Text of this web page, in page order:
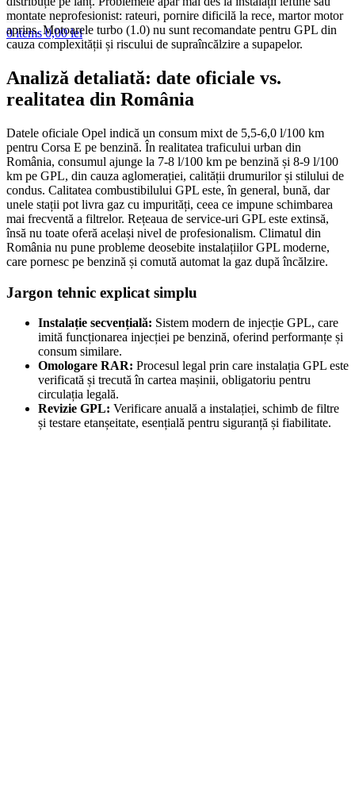
0items 0,00lei
montate neprofesionist: rateuri, pornire dificilă la rece, martor motor
aprins. Motoarele turbo (1.0) nu sunt recomandate pentru GPL din
cauza complexității și riscului de supraîncălzire a supapelor.
Analiză detaliată: date oficiale vs.
realitatea din România
Datele oficiale Opel indică un consum mixt de 5,5-6,0 l/100 km
pentru Corsa E pe benzină. În realitatea traficului urban din
România, consumul ajunge la 7-8 l/100 km pe benzină și 8-9 l/100
km pe GPL, din cauza aglomerației, calității drumurilor și stilului de
condus. Calitatea combustibilului GPL este, în general, bună, dar
unele stații pot livra gaz cu impurități, ceea ce impune schimbarea
mai frecventă a filtrelor. Rețeaua de service-uri GPL este extinsă,
însă nu toate oferă același nivel de profesionalism. Climatul din
România nu pune probleme deosebite instalațiilor GPL moderne,
care pornesc pe benzină și comută automat la gaz după încălzire.
Jargon tehnic explicat simplu
Instalație secvențială: Sistem modern de injecție GPL, care
imită funcționarea injecției pe benzină, oferind performanțe și
consum similare.
Omologare RAR: Procesul legal prin care instalația GPL este
verificată și trecută în cartea mașinii, obligatoriu pentru
circulația legală.
Revizie GPL: Verificare anuală a instalației, schimb de filtre
și testare etanșeitate, esențială pentru siguranță și fiabilitate.